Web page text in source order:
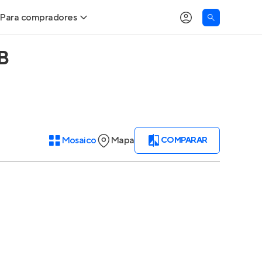
Entrar no Apto
Para compradores
Buscar um imóvel novo
Correção do INCC
Mosaico Mapa COMPARAR